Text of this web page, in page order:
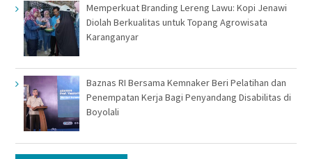
Memperkuat Branding Lereng Lawu: Kopi Jenawi
Diolah Berkualitas untuk Topang Agrowisata
Karanganyar
Baznas RI Bersama Kemnaker Beri Pelatihan dan
Penempatan Kerja Bagi Penyandang Disabilitas di
Boyolali